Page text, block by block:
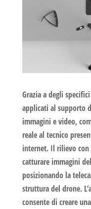
Grazia a degli
applicati al supporto
immagini e video,
reale al tecnico
internet. Il rilievo
catturare immagini
posizionando la
struttura del drone.
consente di creare